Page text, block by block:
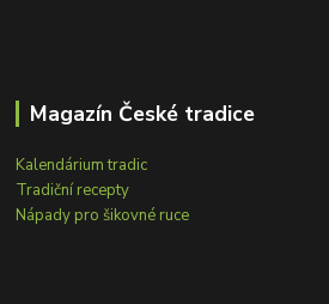
Magazín České tradice
Kalendárium tradic
Tradiční recepty
Nápady pro šikovné ruce